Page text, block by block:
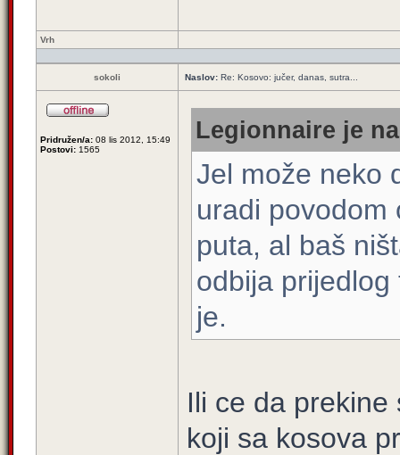
Vrh
sokoli Naslov: Re: Kosovo: jučer, danas, sutra...
Pridružen/a: 08 lis 2012, 15:49
Postovi: 1565
Legionnaire je
Jel može neko
uradi povodom
puta, al baš
odbija
je.
Ili ce da
koji sa kosova